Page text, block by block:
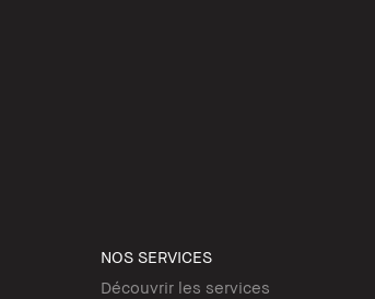
NOS SERVICES
Découvrir les services